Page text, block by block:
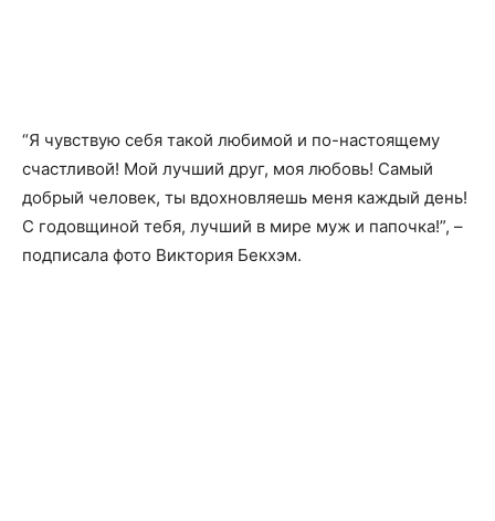
“Я чувствую себя такой любимой и по-настоящему
счастливой! Мой лучший друг, моя любовь! Самый
добрый человек, ты вдохновляешь меня каждый день!
С годовщиной тебя, лучший в мире муж и папочка!”, –
подписала фото Виктория Бекхэм.